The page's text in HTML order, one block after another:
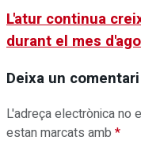
L'atur continua
durant el mes
Deixa un comentari
L'adreça electrònica no
estan marcats amb *